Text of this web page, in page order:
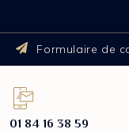
Formulaire de
01 84 16 38 59